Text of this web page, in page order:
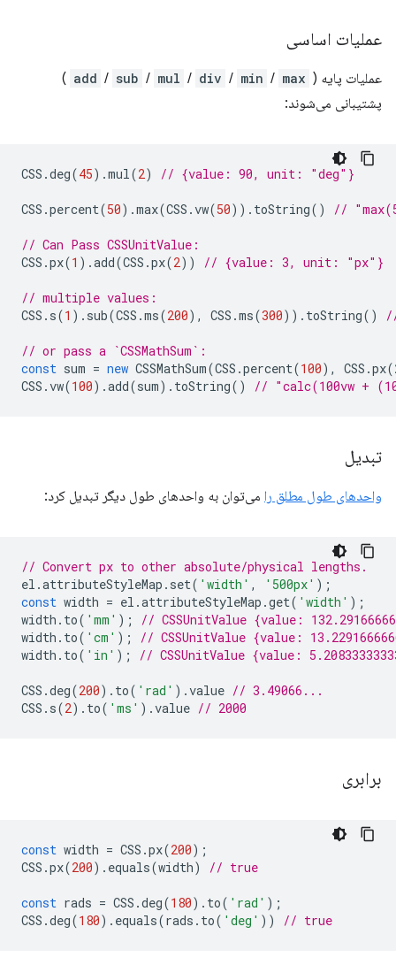
عملیات اساسی
عملیات پایه ( add / sub / mul / div / min / max
)
پشتیبانی می‌شوند:
CSS .deg(45).mul(2) // {value: 90, unit: "deg"}
CSS .percent(50).max(CSS .vw(50)). toString() //
// Can Pass CSSUnitValue:
CSS .px(1 ).add(CSS .px(2)) // {value: 3, unit: "px"}
// multiple values:
CSS . s(1 ). sub(CSS .ms(200), CSS .ms(300)). toString()
// or pass a `CSSMathSum`:
const sum = new CSSMathSum(CSS .percent(100), CSS .px(
CSS .vw(100).add(sum). toString() // "calc(100vw +
تبدیل
واحدهای طول مطلق را می‌توان به واحدهای طول دیگر تبدیل کرد:
// Convert px to other absolute/physical lengths.
el .attributeStyleMap . set( 'width' , '500px' );
const width = el .attributeStyleMap .get( 'width' );
width . to( 'mm' );
// CSSUnitValue {value:
width . to( 'cm' );
// CSSUnitValue {value:
width . to( 'in' ); // CSSUnitValue {value:
CSS .deg(200). to( 'rad' ).value // 3.49066...
CSS . s(2). to( 'ms' ).value // 2000
برابری
const width = CSS .px(200);
CSS .px(200). equals(width) // true
const rads = CSS .deg(180). to( 'rad' );
CSS .deg(180). equals(rads . to( 'deg' )) // true